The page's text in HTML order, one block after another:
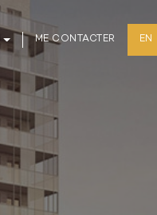
ME CONTACTER EN